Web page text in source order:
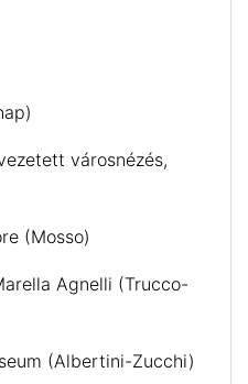
városnézés,
(Mosso)
Agnelli (Trucco-
(Albertini-Zucchi)